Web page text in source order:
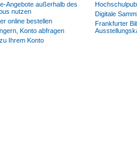
Angebote außerhalb des
nutzen
online bestellen
Konto abfragen
Ihrem Konto
Digitale
Frankfurter